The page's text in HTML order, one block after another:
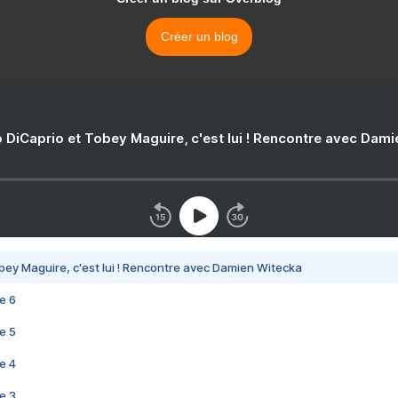
Créer un blog
DiCaprio et Tobey Maguire, c'est lui ! Rencontre avec
Maguire, c'est lui ! Rencontre avec Damien Witecka
6
5
4